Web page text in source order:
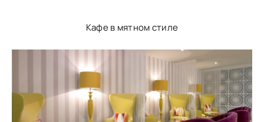
Кафе в мятном стиле